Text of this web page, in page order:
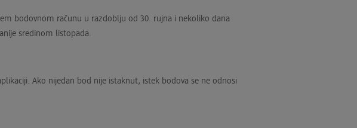
bodovnom računu u razdoblju od 30. rujna i nekoliko dana
sredinom listopada.
Ako nijedan bod nije istaknut, istek bodova se ne odnosi